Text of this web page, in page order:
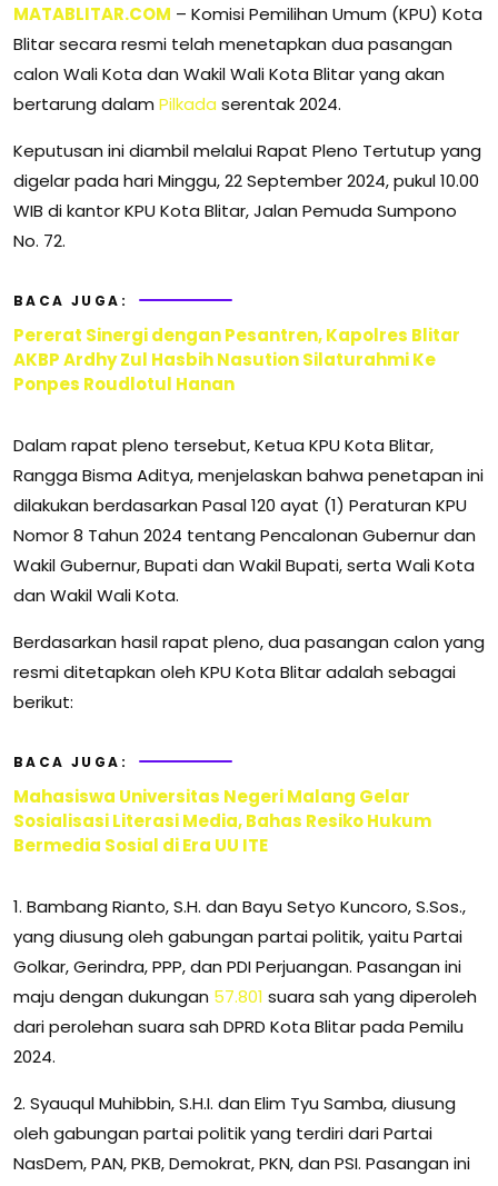
MATABLITAR.COM – Komisi Pemilihan Umum (KPU) Kota
Blitar secara resmi telah menetapkan dua pasangan
calon Wali Kota dan Wakil Wali Kota Blitar yang akan
bertarung dalam Pilkada serentak 2024.
Keputusan ini diambil melalui Rapat Pleno Tertutup yang
digelar pada hari Minggu, 22 September 2024, pukul 10.00
WIB di kantor KPU Kota Blitar, Jalan Pemuda Sumpono
No. 72.
BACA JUGA:
Pererat Sinergi dengan Pesantren, Kapolres Blitar
AKBP Ardhy Zul Hasbih Nasution Silaturahmi Ke
Ponpes Roudlotul Hanan
Dalam rapat pleno tersebut, Ketua KPU Kota Blitar,
Rangga Bisma Aditya, menjelaskan bahwa penetapan ini
dilakukan berdasarkan Pasal 120 ayat (1) Peraturan KPU
Nomor 8 Tahun 2024 tentang Pencalonan Gubernur dan
Wakil Gubernur, Bupati dan Wakil Bupati, serta Wali Kota
dan Wakil Wali Kota.
Berdasarkan hasil rapat pleno, dua pasangan calon yang
resmi ditetapkan oleh KPU Kota Blitar adalah sebagai
berikut:
BACA JUGA:
Mahasiswa Universitas Negeri Malang Gelar
Sosialisasi Literasi Media, Bahas Resiko Hukum
Bermedia Sosial di Era UU ITE
1. Bambang Rianto, S.H. dan Bayu Setyo Kuncoro, S.Sos.,
yang diusung oleh gabungan partai politik, yaitu Partai
Golkar, Gerindra, PPP, dan PDI Perjuangan. Pasangan ini
maju dengan dukungan 57.801 suara sah yang diperoleh
dari perolehan suara sah DPRD Kota Blitar pada Pemilu
2024.
2. Syauqul Muhibbin, S.H.I. dan Elim Tyu Samba, diusung
oleh gabungan partai politik yang terdiri dari Partai
NasDem, PAN, PKB, Demokrat, PKN, dan PSI. Pasangan ini